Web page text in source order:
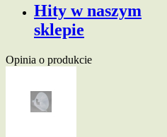
Hity w naszym
sklepie
Opinia o produkcie